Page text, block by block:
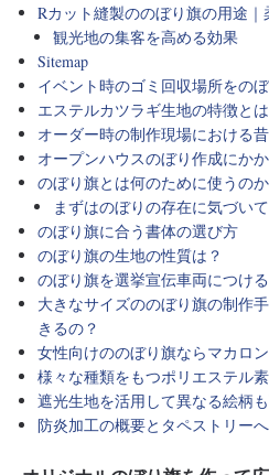
Rカット縫製ののぼり旗の用途
観光地の集客を高める効果
Sitemap
イベント時のゴミ回収場所をの
エステルカツラギ生地の特徴と
オーダー時の制作現場における
オープンハウスのぼり作成にか
のぼり旗とは何のために使うのか
まずはのぼりの存在に気づい
のぼり旗に合う書体の選び方
のぼり旗の生地の性質は？
のぼり旗を選挙宣伝車両につけ
大きなサイズののぼり旗の制作
きるの？
女性向けののぼり旗ならマカロ
様々な種類をもつポリエステル
遮光生地を活用して異なる絵柄
防炎加工の概要とタペストリー